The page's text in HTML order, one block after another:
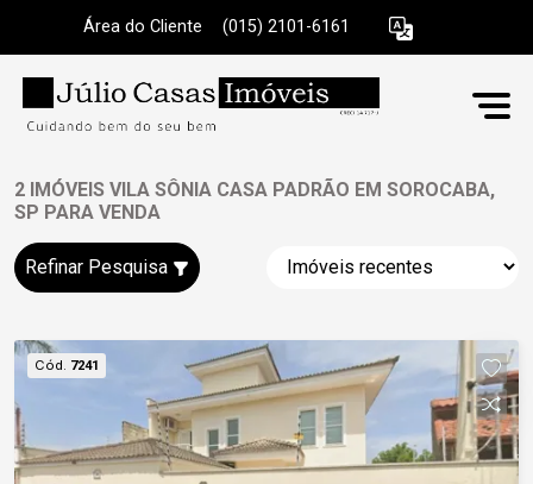
Área do Cliente (015) 2101-6161
2 IMÓVEIS VILA SÔNIA CASA PADRÃO EM SOROCABA,
SP PARA VENDA
Refinar Pesquisa
Cód. 7241